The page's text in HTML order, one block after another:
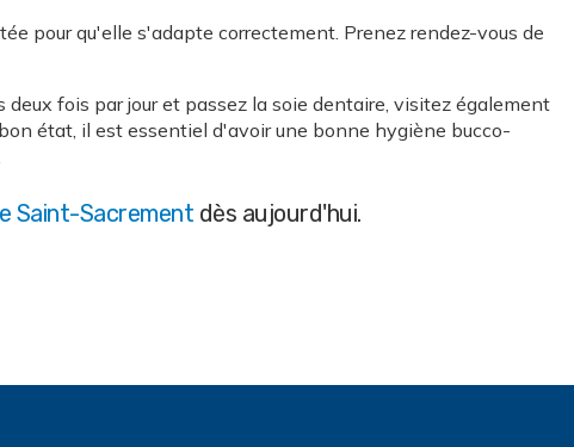
pour qu'elle s'adapte correctement. Prenez rendez-vous de
fois par jour et passez la soie dentaire, visitez également
état, il est essentiel d'avoir une bonne hygiène bucco-
Saint-Sacrement dès aujourd'hui.